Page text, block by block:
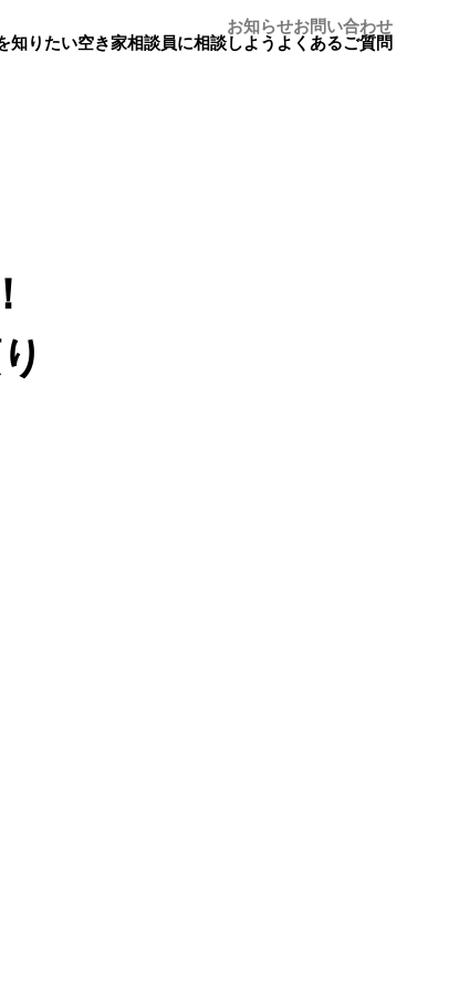
知りたい空き家相談員に相談しよう よくあるご質問
お知らせお問い合わせ